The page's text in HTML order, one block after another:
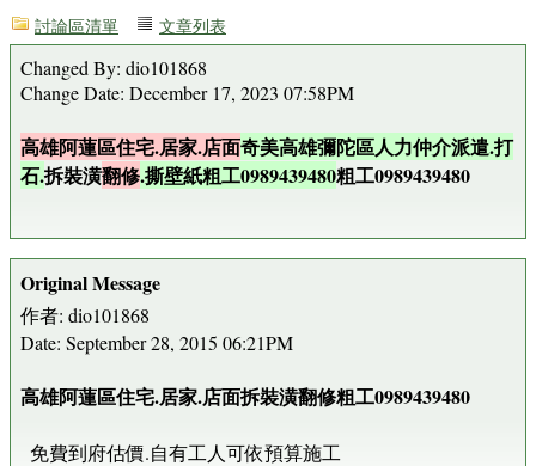
討論區清單 文章列表
Changed By: dio101868
Change Date: December 17, 2023 07:58PM
高雄阿蓮區住宅.居家.店面奇美高雄彌陀區人力仲介派遣.打
石.拆裝潢翻修.撕壁紙粗工0989439480粗工0989439480
Original Message
作者: dio101868
Date: September 28, 2015 06:21PM
高雄阿蓮區住宅.居家.店面拆裝潢翻修粗工0989439480
免費到府估價.自有工人可依預算施工